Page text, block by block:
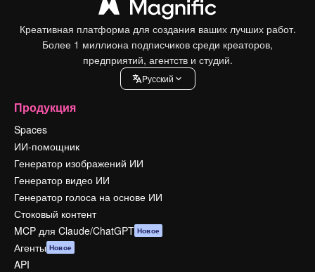
Креативная платформа для создания ваших лучших работ.
Более 1 миллиона подписчиков среди креаторов,
предприятий, агентств и студий.
Pусский
Продукция
Spaces
ИИ-помощник
Генератор изображений ИИ
Генератор видео ИИ
Генератор голоса на основе ИИ
Стоковый контент
MCP для Claude/ChatGPT Новое
Агенты Новое
API